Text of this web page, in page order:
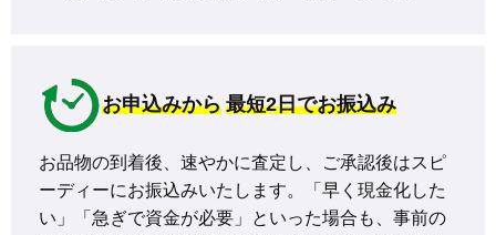
お申込みから 最短2日でお振込み
お品物の到着後、速やかに査定し、ご承認後はスピ
ーディーにお振込みいたします。「早く現金化した
い」「急ぎで資金が必要」といった場合も、事前の